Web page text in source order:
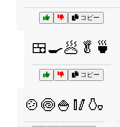
コピー
🍱🍳🥟🥬🍵
コピー
🍲🍥🍚🥢🍶